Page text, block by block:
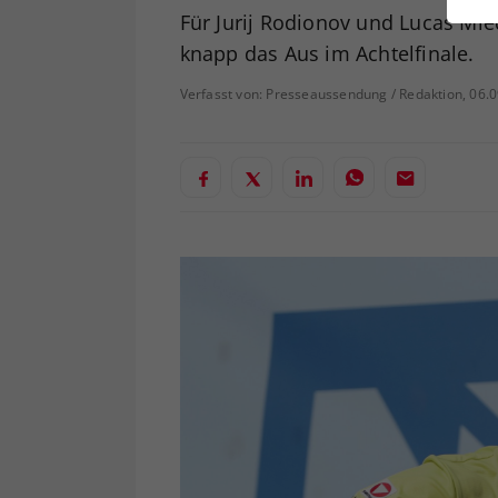
Für Jurij Rodionov und Lucas
knapp das Aus im Achtelfinale.
Verfasst von: Presseaussendung / Redaktion,